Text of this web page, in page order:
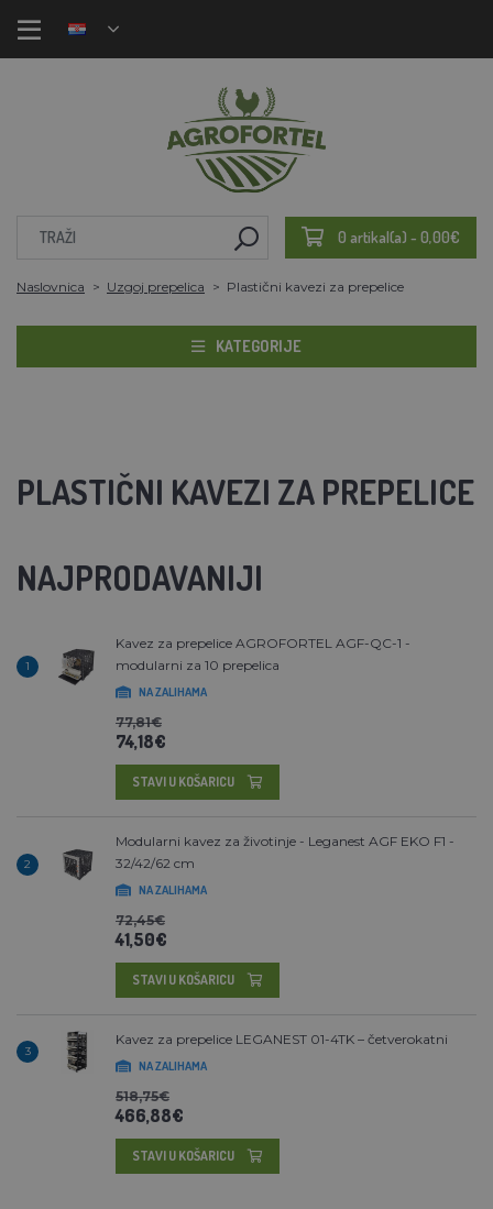
0 artikal(a) - 0,00€
Naslovnica Uzgoj prepelica Plastični kavezi za prepelice
KATEGORIJE
PLASTIČNI KAVEZI ZA PREPELICE
NAJPRODAVANIJI
1
Kavez za prepelice AGROFORTEL AGF-QC-1 -
modularni za 10 prepelica
NA ZALIHAMA
77,81€
74,18€
STAVI U KOŠARICU
2
Modularni kavez za životinje - Leganest AGF EKO F1 -
32/42/62 cm
NA ZALIHAMA
72,45€
41,50€
STAVI U KOŠARICU
3
Kavez za prepelice LEGANEST 01-4TK – četverokatni
NA ZALIHAMA
518,75€
466,88€
STAVI U KOŠARICU